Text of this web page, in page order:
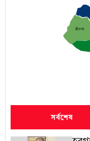
শ্রীনগর
সর্বশেষ